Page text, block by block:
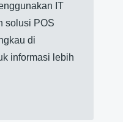
IT
solusi POS
di
informasi lebih